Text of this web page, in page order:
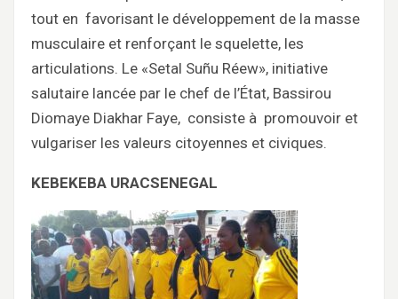
tout en favorisant le développement de la masse
musculaire et renforçant le squelette, les
articulations. Le «Setal Suñu Réew», initiative
salutaire lancée par le chef de l’État, Bassirou
Diomaye Diakhar Faye, consiste à promouvoir et
vulgariser les valeurs citoyennes et civiques.
KEBEKEBA URACSENEGAL